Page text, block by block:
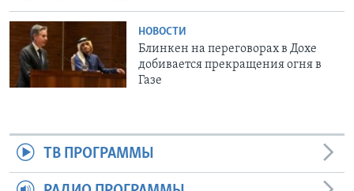
НОВОСТИ
Блинкен на переговорах в Дохе
добивается прекращения огня в
Газе
ТВ ПРОГРАММЫ